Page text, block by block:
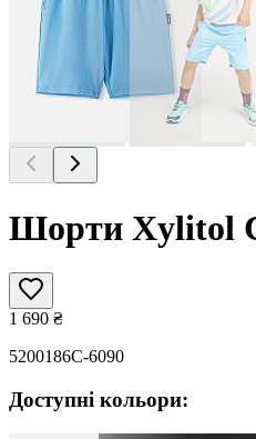
Шорти Xylitol
1 690 ₴
5200186C-6090
Доступні кольори: